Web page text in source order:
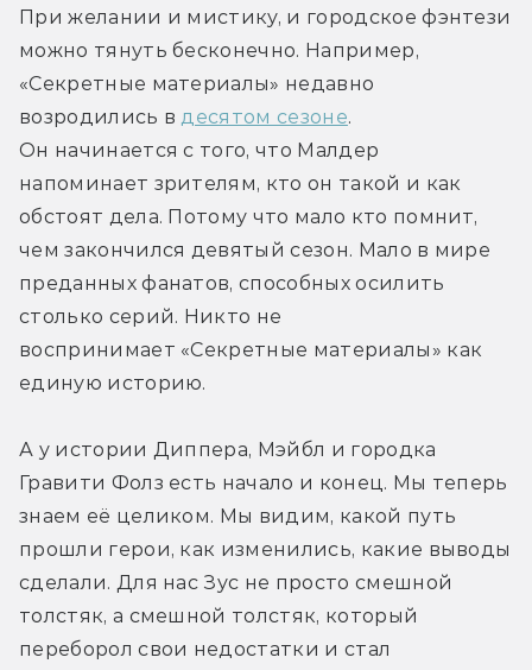
При желании и мистику, и городское фэнтези
можно тянуть бесконечно. Например,
«Секретные материалы» недавно
возродились в десятом сезоне.
Он начинается с того, что Малдер
напоминает зрителям, кто он такой и как
обстоят дела. Потому что мало кто помнит,
чем закончился девятый сезон. Мало в мире
преданных фанатов, способных осилить
столько серий. Никто не
воспринимает «Секретные материалы» как
единую историю.
А у истории Диппера, Мэйбл и городка
Гравити Фолз есть начало и конец. Мы теперь
знаем её целиком. Мы видим, какой путь
прошли герои, как изменились, какие выводы
сделали. Для нас Зус не просто смешной
толстяк, а смешной толстяк, который
переборол свои недостатки и стал